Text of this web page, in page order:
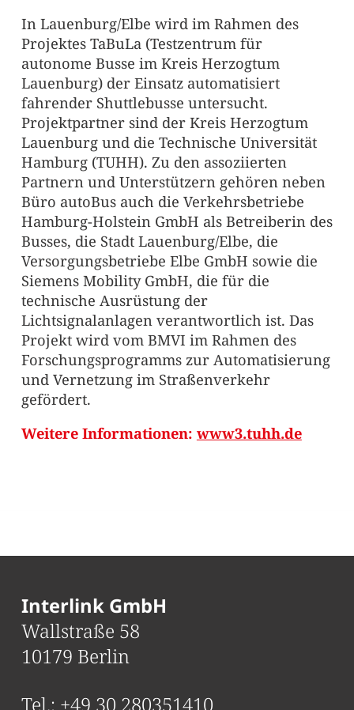
In Lauenburg/Elbe wird im Rahmen des
Projektes TaBuLa (Testzentrum für
autonome Busse im Kreis Herzogtum
Lauenburg) der Einsatz automatisiert
fahrender Shuttlebusse untersucht.
Projektpartner sind der Kreis Herzogtum
Lauenburg und die Technische Universität
Hamburg (TUHH). Zu den assoziierten
Partnern und Unterstützern gehören neben
Büro autoBus auch die Verkehrsbetriebe
Hamburg-Holstein GmbH als Betreiberin des
Busses, die Stadt Lauenburg/Elbe, die
Versorgungsbetriebe Elbe GmbH sowie die
Siemens Mobility GmbH, die für die
technische Ausrüstung der
Lichtsignalanlagen verantwortlich ist. Das
Projekt wird vom BMVI im Rahmen des
Forschungsprogramms zur Automatisierung
und Vernetzung im Straßenverkehr
gefördert.
Weitere Informationen: www3.tuhh.de
Interlink GmbH
Wallstraße 58
10179 Berlin
Tel.: +49 30 280351410